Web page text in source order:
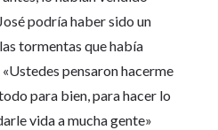
podría haber sido un
tormentas que había
pensaron hacerme
para bien, para hacer lo
vida a mucha gente»